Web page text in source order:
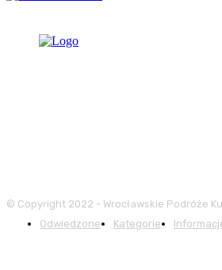
© Copyright 2022 - Wrocławskie Podróże
Odwiedzone
Kategorie